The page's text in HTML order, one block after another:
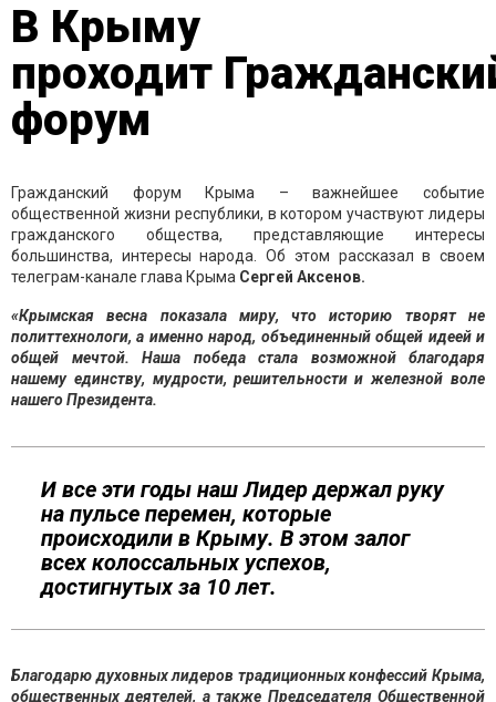
В Крыму
проходит
форум
Гражданский форум Крыма – важнейшее событие
общественной жизни республики, в котором участвуют лидеры
гражданского общества, представляющие интересы
большинства, интересы народа. Об этом рассказал в своем
телеграм-канале глава Крыма Сергей Аксенов.
«Крымская весна показала миру, что историю творят не
политтехнологи, а именно народ, объединенный общей идеей и
общей мечтой. Наша победа стала возможной благодаря
нашему единству, мудрости, решительности и железной воле
нашего Президента.
И все эти годы наш Лидер держал руку
на пульсе перемен, которые
происходили в Крыму. В этом залог
всех колоссальных успехов,
достигнутых за 10 лет.
Благодарю духовных лидеров традиционных конфессий Крыма,
общественных деятелей, а также Председателя Общественной